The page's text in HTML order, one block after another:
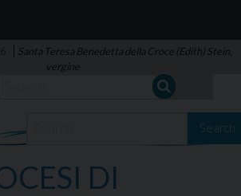
Santa Teresa Benedetta della Croce (Edith) Stein,
vergine
Search
DI